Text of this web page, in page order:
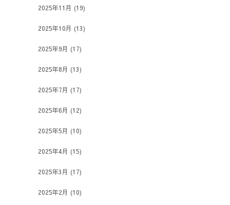
2025年11月 (19)
2025年10月 (13)
2025年9月 (17)
2025年8月 (13)
2025年7月 (17)
2025年6月 (12)
2025年5月 (10)
2025年4月 (15)
2025年3月 (17)
2025年2月 (10)